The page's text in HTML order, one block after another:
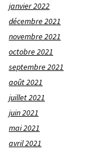
janvier 2022
décembre 2021
novembre 2021
octobre 2021
septembre 2021
août 2021
juillet 2021
juin 2021
mai 2021
avril 2021